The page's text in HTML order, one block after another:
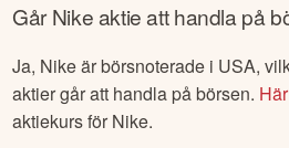
GårNikeaktie att handla på
Ja, Nikeär börsnoterade i USA,
aktier går att handla på börsen. Här
aktiekurs för Nike.